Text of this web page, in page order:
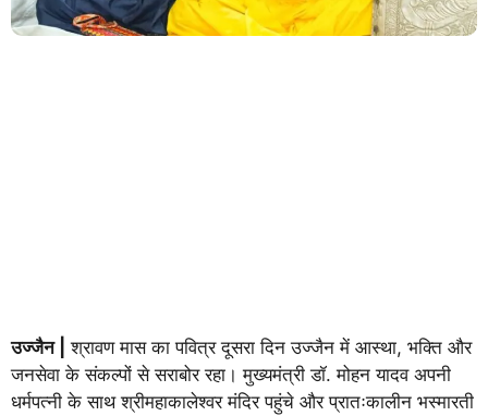
उज्जैन |
श्रावण मास का पवित्र दूसरा दिन उज्जैन में आस्था, भक्ति और
जनसेवा के संकल्पों से सराबोर रहा। मुख्यमंत्री डॉ. मोहन यादव अपनी
धर्मपत्नी के साथ श्रीमहाकालेश्वर मंदिर पहुंचे और प्रातःकालीन भस्मारती